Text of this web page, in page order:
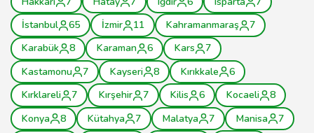
İstanbul
65 İzmir 11 Kahramanmaraş
7
Karabük
8 Karaman 6 Kars
7
Kastamonu
7 Kayseri 8 Kırıkkale
6
Kırklareli
7 Kırşehir 7 Kilis 6 Kocaeli
8
Konya
8 Kütahya 7 Malatya 7 Manisa
7